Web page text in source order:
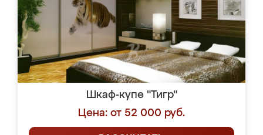
Шкаф-купе "Тигр"
Цена: от 52 000 руб.